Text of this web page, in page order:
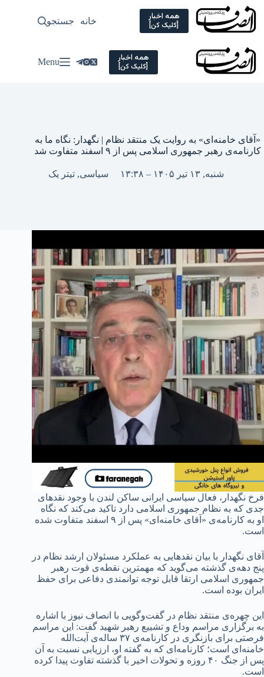
Skip
content
همه اخبار
[کلیک کن] خانه سیاسی
جستجو
همه اخبار
[کلیک کن] Menu
«آقای خامنه‌ای» به روایت یک منتقد نظام | نگهدار: نگاه ما به
کارنامه‌ی رهبر جمهوری اسلامی پس‌ از ۹ اسفند متفاوت شد
شنبه, ۱۳ تیر ۱۴۰۵ – ۱۳:۳۸ سیاسی,تیتر یک
فرخ نگهدار، فعال سیاسی ایرانی ساکن لندن با وجود نقدهای
جدی که به نظام جمهوری اسلامی دارد تاکید می‌کند که نگاه
او به کارنامه‌ی «آقای خامنه‌ای» پس از ۹ اسفند متفاوت شده
است.
آقای نگهدار با بیان نقدهایی به عملکرد مسئولان ارشد نظام در
پنج دهه‌ی گذشته می‌گوید که مهمترین نقطه‌ی قوت رهبر
جمهوری اسلامی ارتقا قابل توجه توانمندی دفاعی برای حفظ
ایران بوده است.
این چهره‌ی منتقد نظام در گفت‌وگویی با انصاف نیوز با اشاره
به برگزاری مراسم وداع و تشییع رهبر شهید گفت: این مراسم
فرصتی برای بازنگری در کارنامه‌ی ۳۷ ساله‌ی آیت‌الله
خامنه‌ای است؛ کارنامه‌ای که به گفته او، ارزیابی‌ نسبت به آن
پس از جنگ ۴۰ روزه و تحولات اخیر با گذشته تفاوت پیدا کرده
است.